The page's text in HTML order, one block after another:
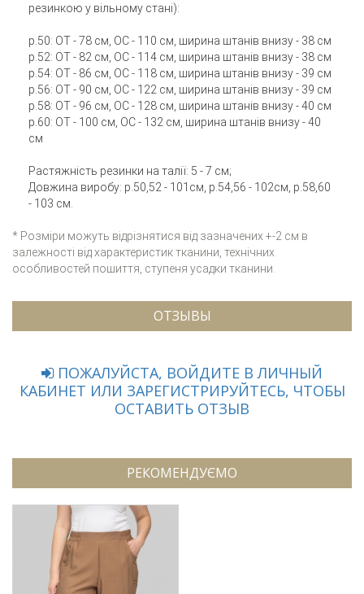
резинкою у вільному стані):
р.50: ОТ - 78 см, ОС - 110 см, ширина штанів внизу - 38 см
р.52: ОТ - 82 см, ОС - 114 см, ширина штанів внизу - 38 см
р.54: ОТ - 86 см, ОС - 118 см, ширина штанів внизу - 39 см
р.56: ОТ - 90 см, ОС - 122 см, ширина штанів внизу - 39 см
р.58: ОТ - 96 см, ОС - 128 см, ширина штанів внизу - 40 см
р.60: ОТ - 100 см, ОС - 132 см, ширина штанів внизу - 40
см
Растяжність резинки на талії: 5 - 7 см;
Довжина виробу: р.50,52 - 101см, р.54,56 - 102см, р.58,60
- 103 см.
* Розміри можуть відрізнятися від зазначених +-2 см в
залежності від характеристик тканини, технічних
особливостей пошиття, ступеня усадки тканини.
ОТЗЫВЫ
ПОЖАЛУЙСТА, ВОЙДИТЕ В ЛИЧНЫЙ
КАБИНЕТ ИЛИ ЗАРЕГИСТРИРУЙТЕСЬ, ЧТОБЫ
ОСТАВИТЬ ОТЗЫВ
РЕКОМЕНДУЄМО